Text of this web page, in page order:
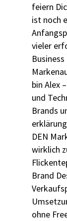
feiern
ist noch
vieler
bin Alex
und
Brands
DEN
wirklich
Brand
ohne